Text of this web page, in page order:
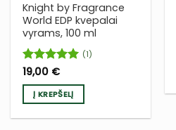
Knight by Fragrance
World EDP kvepalai
vyrams, 100 ml
Įvertinimas:
(1)
19,00 €
Į KREPŠELĮ